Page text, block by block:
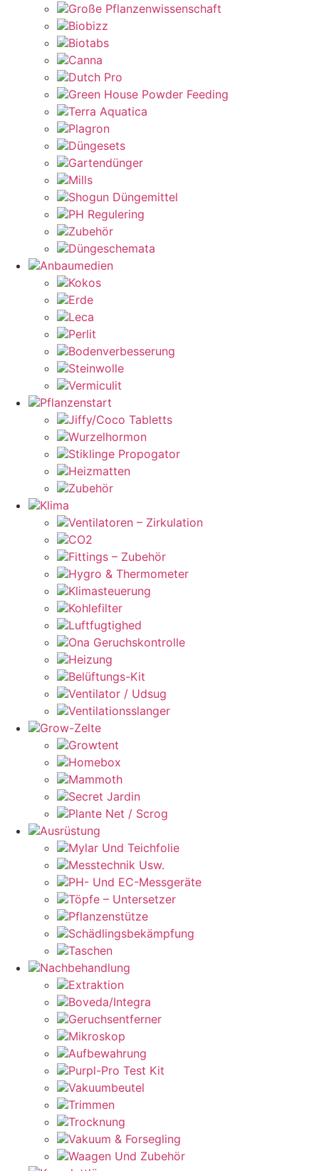
Große Pflanzenwissenschaft
Biobizz
Biotabs
Canna
Dutch Pro
Green House Powder Feeding
Terra Aquatica
Plagron
Düngesets
Gartendünger
Mills
Shogun Düngemittel
PH Regulering
Zubehör
Düngeschemata
Anbaumedien
Kokos
Erde
Leca
Perlit
Bodenverbesserung
Steinwolle
Vermiculit
Pflanzenstart
Jiffy/Coco Tabletts
Wurzelhormon
Stiklinge Propogator
Heizmatten
Zubehör
Klima
Ventilatoren – Zirkulation
CO2
Fittings – Zubehör
Hygro & Thermometer
Klimasteuerung
Kohlefilter
Luftfugtighed
Ona Geruchskontrolle
Heizung
Belüftungs-Kit
Ventilator / Udsug
Ventilationsslanger
Grow-Zelte
Growtent
Homebox
Mammoth
Secret Jardin
Plante Net / Scrog
Ausrüstung
Mylar Und Teichfolie
Messtechnik Usw.
PH- Und EC-Messgeräte
Töpfe – Untersetzer
Pflanzenstütze
Schädlingsbekämpfung
Taschen
Nachbehandlung
Extraktion
Boveda/Integra
Geruchsentferner
Mikroskop
Aufbewahrung
Purpl-Pro Test Kit
Vakuumbeutel
Trimmen
Trocknung
Vakuum & Forsegling
Waagen Und Zubehör